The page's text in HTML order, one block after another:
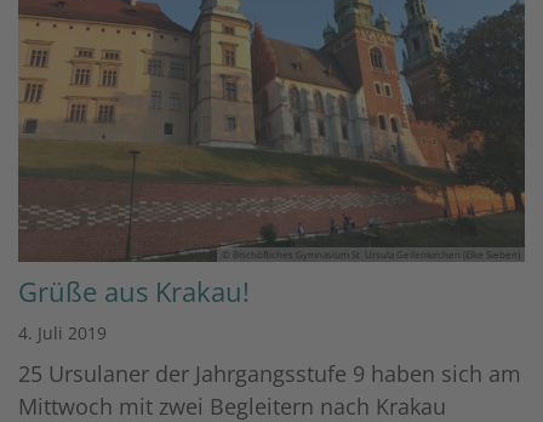
© Bischöfliches Gymnasium St. Ursula Geilenkirchen (Elke Sieben)
Grüße aus Krakau!
4. Juli 2019
25 Ursulaner der Jahrgangsstufe 9 haben sich am
Mittwoch mit zwei Begleitern nach Krakau